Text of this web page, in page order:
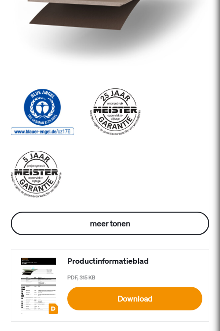
meer tonen
Productinformatieblad
PDF, 315 KB
Download